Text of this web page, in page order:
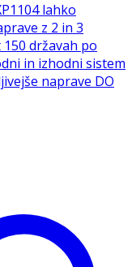
lahko
z 2 in 3
državah po
in izhodni sistem
naprave DO